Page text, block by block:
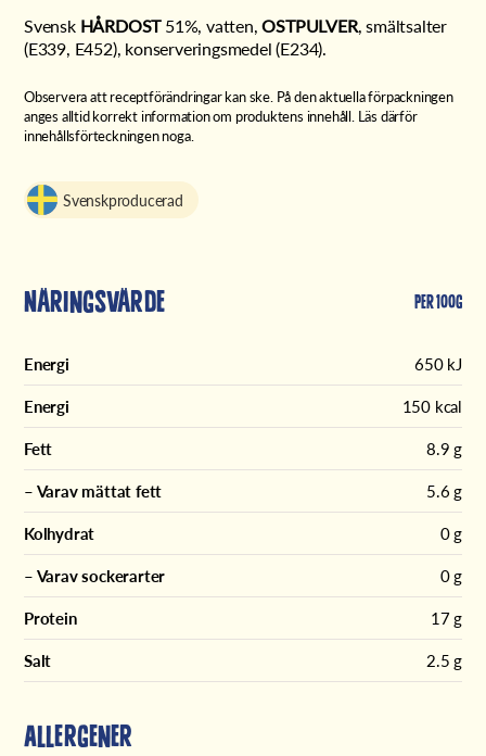
Svensk HÅRDOST51%, vatten,OSTPULVER, smältsalter
(E339, E452), konserveringsmedel (E234).
Observera att receptförändringar kan ske. På den aktuella förpackningen
anges alltid korrekt information om produktens innehåll. Läs därför
innehållsförteckningen noga.
Svenskproducerad
Näringsvärde Per 100g
Energi 650 kJ
Energi 150 kcal
Fett 8.9 g
– Varav mättat fett 5.6 g
Kolhydrat 0 g
– Varav sockerarter 0 g
Protein 17 g
Salt 2.5 g
Allergener